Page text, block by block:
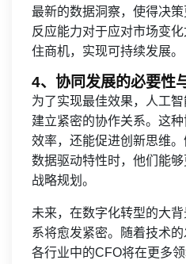
最新的数据洞察，使得决
反应能力对于应对市场变
住商机，实现可持续发展。
4、协同发展的必要性
为了实现最佳效果，人工
建立紧密的协作关系。这
效率，还能促进创新思维
数据驱动特性时，他们能
战略规划。
未来，在数字化转型的大
系将愈发紧密。随着技术的
各行业中的CFO将在更多